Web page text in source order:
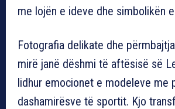
me lojën e ideve dhe simbolikën
Fotografia delikate dhe
mirë janë dëshmi të aftësisë së
lidhur emocionet e modeleve me
dashamirësve të sportit. Kjo